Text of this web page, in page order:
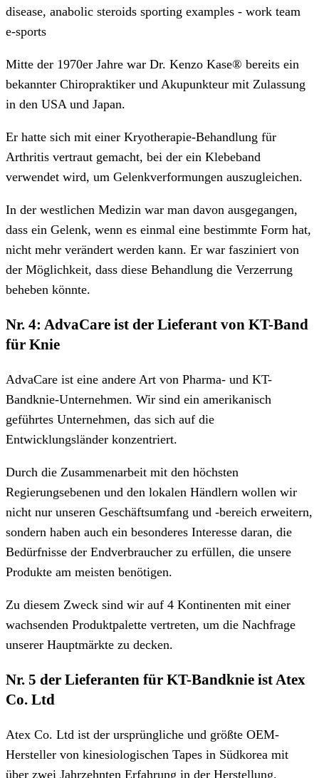
disease, anabolic steroids sporting examples - work team
e-sports
Mitte der 1970er Jahre war Dr. Kenzo Kase® bereits ein
bekannter Chiropraktiker und Akupunkteur mit Zulassung
in den USA und Japan.
Er hatte sich mit einer Kryotherapie-Behandlung für
Arthritis vertraut gemacht, bei der ein Klebeband
verwendet wird, um Gelenkverformungen auszugleichen.
In der westlichen Medizin war man davon ausgegangen,
dass ein Gelenk, wenn es einmal eine bestimmte Form hat,
nicht mehr verändert werden kann. Er war fasziniert von
der Möglichkeit, dass diese Behandlung die Verzerrung
beheben könnte.
Nr. 4: AdvaCare ist der Lieferant von KT-Band
für Knie
AdvaCare ist eine andere Art von Pharma- und KT-
Bandknie-Unternehmen. Wir sind ein amerikanisch
geführtes Unternehmen, das sich auf die
Entwicklungsländer konzentriert.
Durch die Zusammenarbeit mit den höchsten
Regierungsebenen und den lokalen Händlern wollen wir
nicht nur unseren Geschäftsumfang und -bereich erweitern,
sondern haben auch ein besonderes Interesse daran, die
Bedürfnisse der Endverbraucher zu erfüllen, die unsere
Produkte am meisten benötigen.
Zu diesem Zweck sind wir auf 4 Kontinenten mit einer
wachsenden Produktpalette vertreten, um die Nachfrage
unserer Hauptmärkte zu decken.
Nr. 5 der Lieferanten für KT-Bandknie ist Atex
Co. Ltd
Atex Co. Ltd ist der ursprüngliche und größte OEM-
Hersteller von kinesiologischen Tapes in Südkorea mit
über zwei Jahrzehnten Erfahrung in der Herstellung.